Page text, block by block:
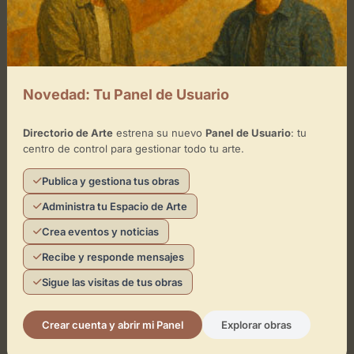
GALERÍA
Antoni Pinyol
Reus
Arte contemporáneo Arte moderno
Novedad: Tu Panel de Usuario
Directorio de Arteestrena su nuevo Panel de Usuario: tu
centro de control para gestionar todo tu arte.
Publica y gestiona tus obras
Administra tu Espacio de Arte
Crea eventos y noticias
Recibe y responde mensajes
Sigue las visitas de tus obras
Crear cuenta y abrir mi Panel Explorar obras